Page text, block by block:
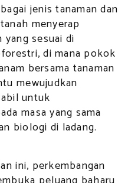
jenis tanaman dan
menyerap
sesuai di
di mana pokok
bersama tanaman
mewujudkan
untuk
masa yang sama
biologi di ladang.
ini, perkembangan